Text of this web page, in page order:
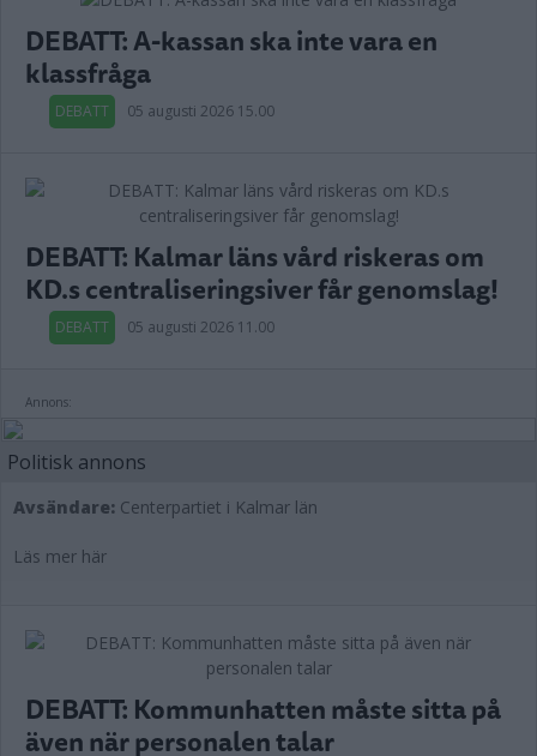
DEBATT: A-kassan ska inte vara en
klassfråga
DEBATT 05 augusti 2026 15.00
DEBATT: Kalmar läns vård riskeras om
KD.s centraliseringsiver får genomslag!
DEBATT 05 augusti 2026 11.00
Annons:
Politisk annons
Avsändare: Centerpartiet i Kalmar län
Läs mer här
DEBATT: Kommunhatten måste sitta på
även när personalen talar